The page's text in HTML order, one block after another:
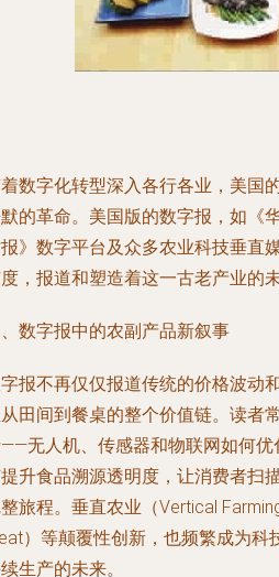
数字化转型深入各行各业，美国
的革命。美国版的数字报，如《
》数字平台及众多农业科技垂直
，报道和塑造着这一古老产业的未
数字报中的农副产品新叙事
报不再仅仅报道传统的价格波动
田间到餐桌的整个价值链。读者
无人机、传感器和物联网如何
升食品溯源透明度，让消费者扫
旅程。垂直农业（Vertical
）等颠覆性创新，也频繁成为科
生产的未来。